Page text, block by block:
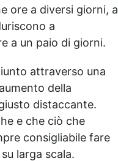
ore a diversi giorni, a
a
a un paio di giorni.
attraverso una
della
distaccante.
e che ciò che
consigliabile fare
larga scala.